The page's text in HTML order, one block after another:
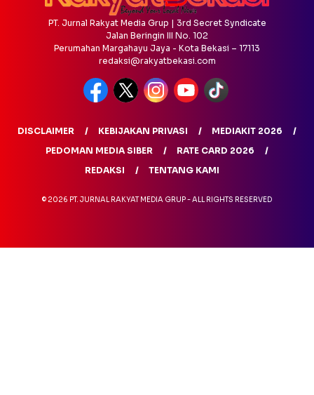
PT. Jurnal Rakyat Media Grup | 3rd Secret Syndicate
Jalan Beringin III No. 102
Perumahan Margahayu Jaya - Kota Bekasi – 17113
redaksi@rakyatbekasi.com
DISCLAIMER KEBIJAKAN PRIVASI
MEDIAKIT 2026
PEDOMAN MEDIA SIBER
RATE CARD 2026
REDAKSI
TENTANG KAMI
© 2026 PT. JURNAL RAKYAT MEDIA GRUP - ALL RIGHTS RESERVED